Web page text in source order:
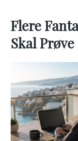
Flere
Skal